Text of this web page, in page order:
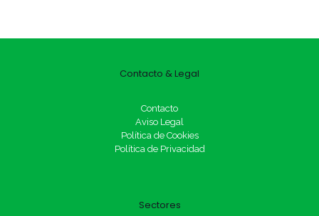
Contacto & Legal
Contacto
Aviso Legal
Política de Cookies
Política de Privacidad
Sectores